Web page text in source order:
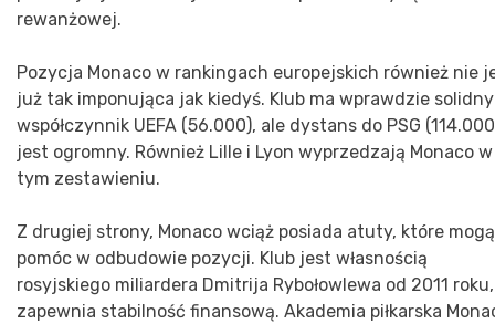
rewanżowej.
Pozycja Monaco w rankingach europejskich również nie
już tak imponująca jak kiedyś. Klub ma wprawdzie solidny
współczynnik UEFA (56.000), ale dystans do PSG
jest ogromny. Również Lille i Lyon wyprzedzają Monaco w
tym zestawieniu.
Z drugiej strony, Monaco wciąż posiada atuty, które mogą
pomóc w odbudowie pozycji. Klub jest własnością
rosyjskiego miliardera Dmitrija Rybołowlewa od 2011
zapewnia stabilność finansową. Akademia piłkarska